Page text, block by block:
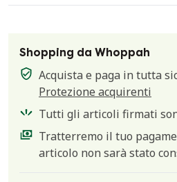
Shopping da Whoppah
Acquista e paga in tutta
Protezione acquirenti
Tutti gli articoli firmati
Tratterremo il tuo
articolo non sarà stato